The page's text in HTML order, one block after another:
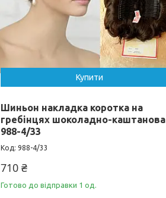
Купити
Шиньон накладка коротка на
гребінцях шоколадно-каштанова
988-4/33
988-4/33
710 ₴
Готово до відправки 1 од.